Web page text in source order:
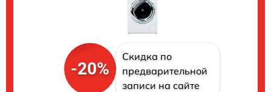
-20%
Скидка по
предварительной
записи на сайте